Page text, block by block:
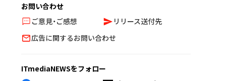
お問い合わせ
ご意見・ご感想
リリース送付先
広告に関するお問い合わせ
ITmediaNEWSをフォロー